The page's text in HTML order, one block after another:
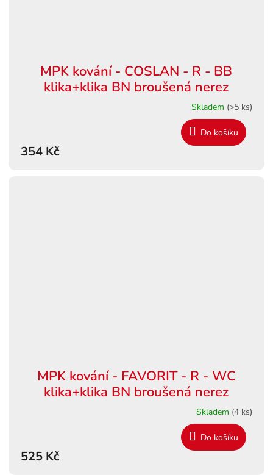
MPK kování - COSLAN - R - BB
klika+klika BN broušená nerez
Skladem (>5 ks)
354 Kč
Do košíku
MPK kování - FAVORIT - R - WC
klika+klika BN broušená nerez
Skladem (4 ks)
525 Kč
Do košíku